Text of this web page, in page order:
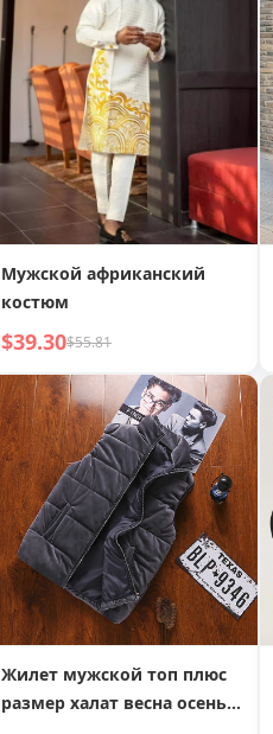
Мужской африканский
костюм
$39.30$55.81
Жилет мужской топ плюс
размер халат весна осень